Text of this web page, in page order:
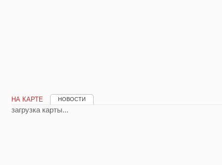
НА КАРТЕ НОВОСТИ
загрузка карты...